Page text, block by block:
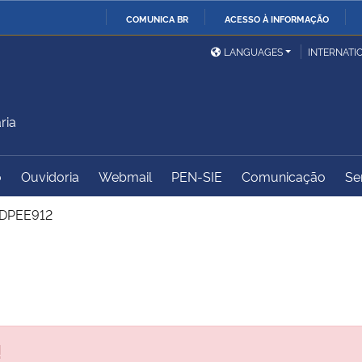
COMUNICA BR ACESSO À INFORMAÇÃO
Ministério da Defesa
Ministério das Relações
Exteriores
Ministério do
Desenvolvimento Regional
Controladoria-Geral da
LANGUAGES
Ouvidoria Webmail PEN-SIE Comunicação
DPEE912